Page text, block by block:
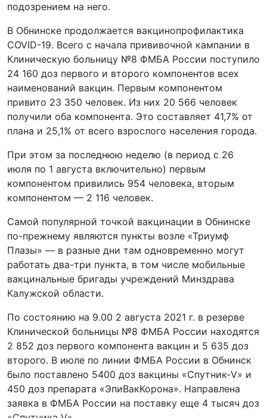
подозрением на него.
В Обнинске продолжается вакцинопрофилактика
COVID-19. Всего с начала прививочной кампании в
Клиническую больницу №8 ФМБА России поступило
24 160 доз первого и второго компонентов всех
наименований вакцин. Первым компонентом
привито 23 350 человек. Из них 20 566 человек
получили оба компонента. Это составляет 41,7% от
плана и 25,1% от всего взрослого населения города.
При этом за последнюю неделю (в период с 26
июля по 1 августа включительно) первым
компонентом привились 954 человека, вторым
компонентом — 2 116 человек.
Самой популярной точкой вакцинации в Обнинске
по-прежнему являются пункты возле «Триумф
Плазы» — в разные дни там одновременно могут
работать два-три пункта, в том числе мобильные
вакцинальные бригады учреждений Минздрава
Калужской области.
По состоянию на 9.00 2 августа 2021 г. в резерве
Клинической больницы №8 ФМБА России находятся
2 852 доз первого компонента вакцин и 5 635 доз
второго. В июле по линии ФМБА России в Обнинск
было поставлено 5400 доз вакцины «Спутник-V» и
450 доз препарата «ЭпиВакКорона». Направлена
заявка в ФМБА России на поставку еще 4 тысяч доз